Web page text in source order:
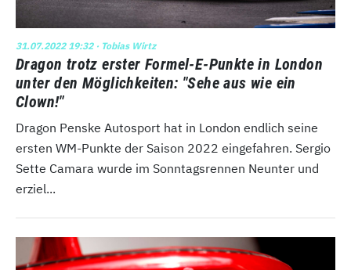
31.07.2022 19:32· Tobias Wirtz
Dragon trotz erster Formel-E-Punkte in London
unter den Möglichkeiten: "Sehe aus wie ein
Clown!"
Dragon Penske Autosport hat in London endlich seine
ersten WM-Punkte der Saison 2022 eingefahren. Sergio
Sette Camara wurde im Sonntagsrennen Neunter und
erziel...